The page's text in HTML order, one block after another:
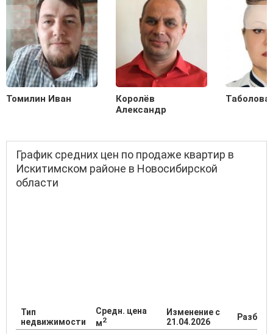
Томилин Иван
Королёв
Александр
График средних цен по продаже квартир в
Искитимском районе в Новосибирской
области
Тип
недвижимости
Средн. цена
м2
Изменение с
21.04.2026